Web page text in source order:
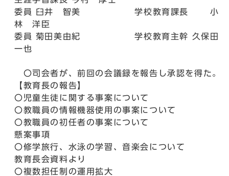
委員 臼井 智美 学校教育課長 小
林 洋臣
委員 菊田美由紀 学校教育主幹 久保田
一也
〇司会者が、前回の会議録を報告し承認を得た。
【教育長の報告】
〇児童生徒に関する事案について
〇教職員の情報機器使用の事案について
〇教職員の初任者の事案について
懸案事項
〇修学旅行、水泳の学習、音楽会について
教育長会資料より
〇複数担任制の運用拡大